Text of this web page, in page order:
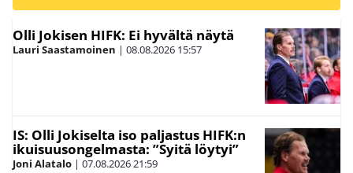
Olli Jokisen HIFK: Ei hyvältä näytä
Lauri Saastamoinen | 08.08.2026 15:57
IS: Olli Jokiselta iso paljastus HIFK:n
ikuisuusongelmasta: ”Syitä löytyi”
Joni Alatalo | 07.08.202621:59